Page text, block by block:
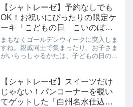
がらご紹介します。この記事では、シャ
トレーゼ「チョコバッキー・ザ・プレミ
アム あまおう苺」「大人のチョコバッ
キー 焦がしバターキャラメル」を正直
にレビューしています。
【シャトレーゼ】予約なしでも
OK！お祝いにぴったりの限定ケ
ーキ「こどもの日 こいのぼり
ミルクレープ」
まもなくゴールデンウィークに突入しま
すね。親戚同士で集まったり、お子さま
がいらっしゃるかたは、子どもの日のお
した。この記事では、シャトレーゼ「こ
どもの日 こいのぼりミルクレープ」を
正直にレビューしています。
【シャトレーゼ】スイーツだけ
じゃない！パンコーナーを覗い
てゲットした「白州名水仕込み